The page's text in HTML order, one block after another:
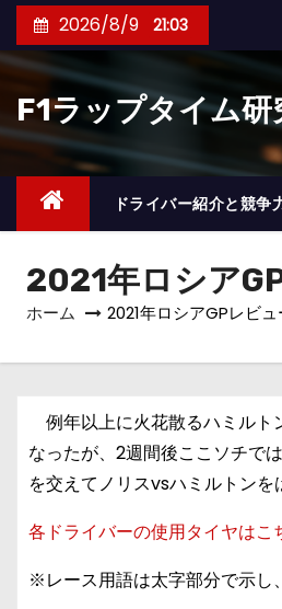
ン
ツ
キ
2026/8/9 21:03
F1ラップタイム研
ドライバー紹介と競争
2021年ロシア
ホーム 2021年ロシアGPレビ
例年以上に火花散るハミルト
なったが、2週間後ここソチで
を交えてノリスvsハミルトンを
各ドライバーの使用タイヤはこ
※レース用語は太字部分で示し